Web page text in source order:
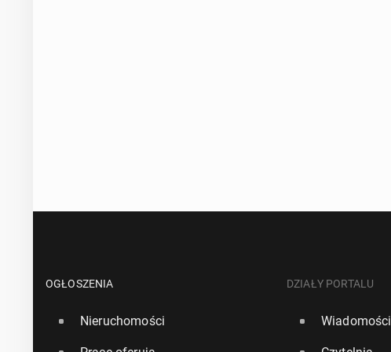
OGŁOSZENIA
Nieruchomości
DZIAŁY PORTALU
Wiadomości